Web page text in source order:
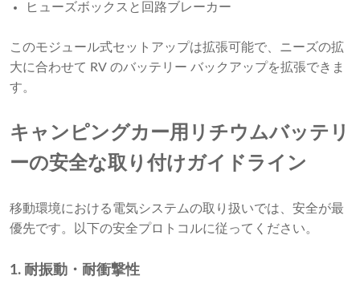
ヒューズボックスと回路ブレーカー
このモジュール式セットアップは拡張可能で、ニーズの拡
大に合わせて RV のバッテリー バックアップを拡張できま
す。
キャンピングカー用リチウムバッテリ
ーの安全な取り付けガイドライン
移動環境における電気システムの取り扱いでは、安全が最
優先です。以下の安全プロトコルに従ってください。
1. 耐振動・耐衝撃性